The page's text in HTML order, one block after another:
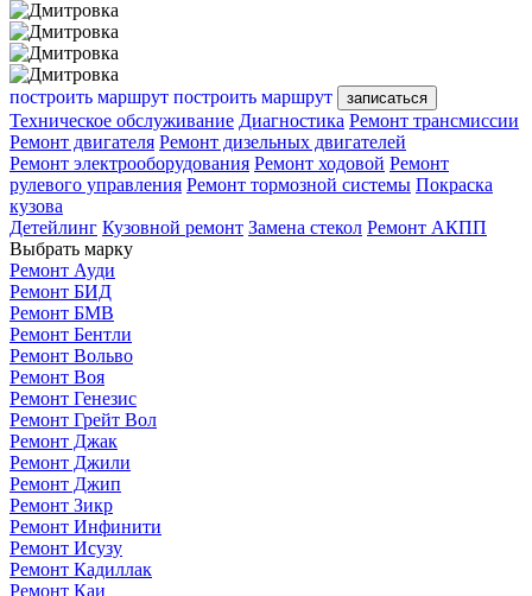
построить маршрут построить маршрут записаться
Техническое обслуживание Диагностика Ремонт трансмиссии
Ремонт двигателя Ремонт дизельных двигателей
Ремонт электрооборудования Ремонт ходовой Ремонт
рулевого управления Ремонт тормозной системы Покраска
кузова
Детейлинг Кузовной ремонт Замена стекол Ремонт АКПП
Выбрать марку
Ремонт Ауди
Ремонт БИД
Ремонт БМВ
Ремонт Бентли
Ремонт Вольво
Ремонт Воя
Ремонт Генезис
Ремонт Грейт Вол
Ремонт Джак
Ремонт Джили
Ремонт Джип
Ремонт Зикр
Ремонт Инфинити
Ремонт Исузу
Ремонт Кадиллак
Ремонт Каи